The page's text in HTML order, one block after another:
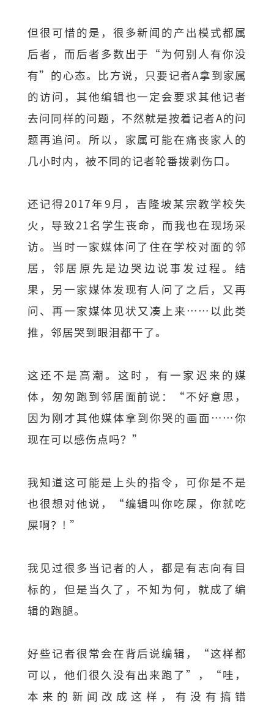
但很可惜的是，很多新闻的产出模式都属
后者，而后者多数出于“为何别人有你没
有”的心态。比方说，只要记者A拿到家属
的访问，其他编辑也一定会要求其他记者
去问同样的问题，不然就是按着记者A的问
题再追问。所以，家属可能在痛丧家人的
几小时内，被不同的记者轮番拨剥伤口。
还记得2017年9月，吉隆坡某宗教学校失
火，导致21名学生丧命，而我也在现场采
访。当时一家媒体问了住在学校对面的邻
居，邻居原先是边哭边说事发过程。结
果，另一家媒体发现有人问了之后，又再
问、再一家媒体见状又凑上来……以此类
推，邻居哭到眼泪都干了。
这还不是高潮。这时，有一家迟来的媒
体，匆匆跑到邻居面前说：“不好意思，
因为刚才其他媒体拿到你哭的画面……你
现在可以感伤点吗？”
我知道这可能是上头的指令，可你是不是
也很想对他说，“编辑叫你吃屎，你就吃
屎啊？! ”
我见过很多当记者的人，都是有志向有目
标的，但是当久了，不知为何，就成了编
辑的跑腿。
好些记者很常会在背后说编辑，“这样都
可以，他们很久没有出来跑了”，“哇，
本来的新闻改成这样，有没有搞错